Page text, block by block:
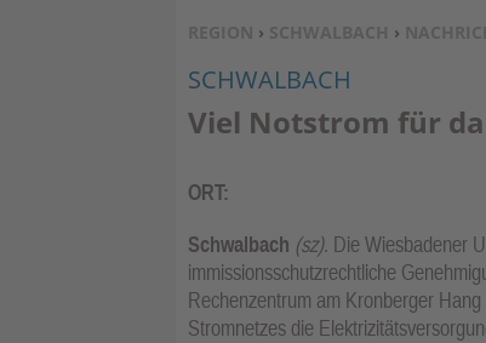
SIE BEFINDEN SICH HIER:
REGION › SCHWALBACH ›
SCHWALBACH
Viel Notstrom für
ORT:
Schwalbach (sz). Die Wiesbadener
immissionsschutzrechtliche
Rechenzentrum am Kronberger
Stromnetzes die
M
E